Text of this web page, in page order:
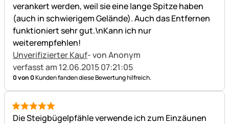
verankert werden, weil sie eine lange Spitze haben
(auch in schwierigem Gelände). Auch das Entfernen
funktioniert sehr gut.\nKann ich nur
weiterempfehlen!
Unverifizierter Kauf- von Anonym
verfasst am 12.06.2015 07:21:05
0 von 0Kunden fanden diese Bewertung hilfreich.
5 von 5
Die Steigbügelpfähle verwende ich zum Einzäunen